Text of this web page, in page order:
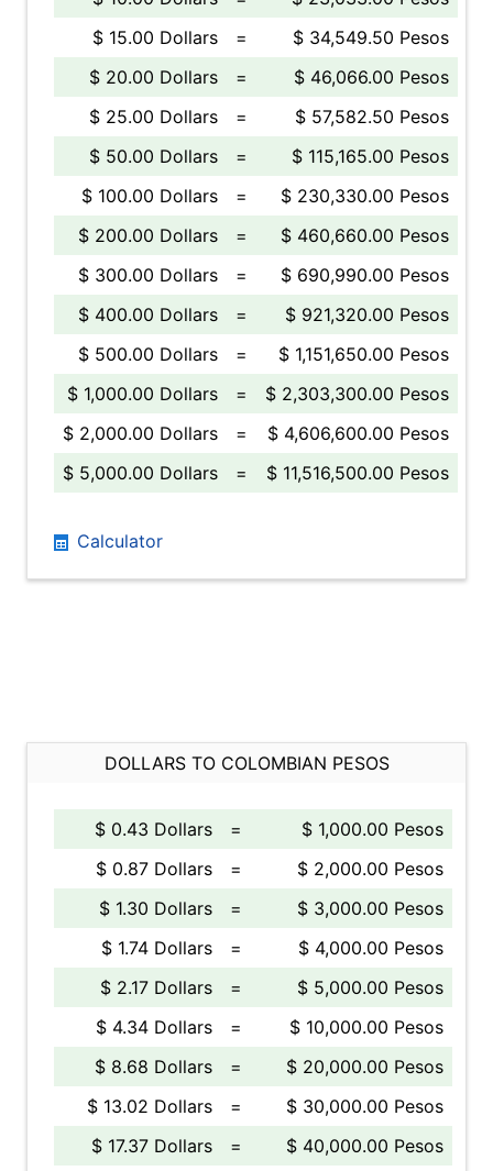
$ 15.00 Dollars
=
$ 34,549.50 Pesos
$ 20.00 Dollars
=
$ 46,066.00 Pesos
$ 25.00 Dollars
=
$ 57,582.50 Pesos
$ 50.00 Dollars
=
$ 115,165.00 Pesos
$ 100.00 Dollars
=
$ 230,330.00 Pesos
$ 200.00 Dollars
=
$ 460,660.00 Pesos
$ 300.00 Dollars
=
$ 690,990.00 Pesos
$ 400.00 Dollars
=
$ 921,320.00 Pesos
$ 500.00 Dollars
=
$ 1,151,650.00 Pesos
$ 1,000.00 Dollars
=
$ 2,303,300.00 Pesos
$ 2,000.00 Dollars
=
$ 4,606,600.00 Pesos
$ 5,000.00 Dollars
= $ 11,516,500.00 Pesos
Calculator
DOLLARS TO COLOMBIAN PESOS
$ 0.43 Dollars =
$ 1,000.00 Pesos
$ 0.87 Dollars
=
$ 2,000.00 Pesos
$ 1.30 Dollars
=
$ 3,000.00 Pesos
$ 1.74 Dollars
=
$ 4,000.00 Pesos
$ 2.17 Dollars
=
$ 5,000.00 Pesos
$ 4.34 Dollars
=
$ 10,000.00 Pesos
$ 8.68 Dollars
=
$ 20,000.00 Pesos
$ 13.02 Dollars
=
$ 30,000.00 Pesos
$ 17.37 Dollars
= $ 40,000.00 Pesos